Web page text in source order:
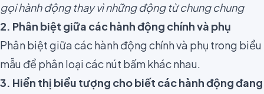
gọi hành động thay vì những động từ chung chung
2. Phân biệt giữa các hành động chính và phụ
Phân biệt giữa các hành động chính và phụ trong biểu
mẫu để phân loại các nút bấm khác nhau.
3. Hiển thị biểu tượng cho biết các hành động đang